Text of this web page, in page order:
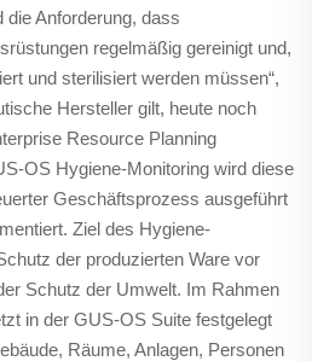
Anforderung, dass
regelmäßig gereinigt und,
und sterilisiert werden müssen“,
Hersteller gilt, heute noch
Resource Planning
OS Hygiene-Monitoring wird diese
Geschäftsprozess ausgeführt
Ziel des Hygiene-
der produzierten Ware vor
Schutz der Umwelt. Im Rahmen
in der GUS-OS Suite festgelegt
Räume, Anlagen, Personen